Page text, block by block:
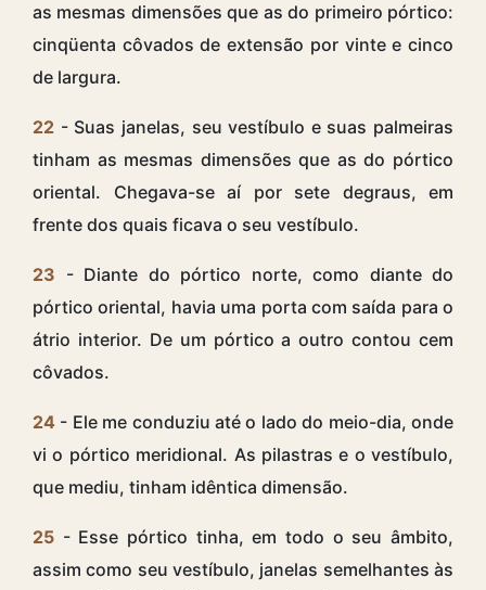
as mesmas dimensões que as do primeiro pórtico:
cinqüenta côvados de extensão por vinte e cinco
de largura.
22 - Suas janelas, seu vestíbulo e suas palmeiras
tinham as mesmas dimensões que as do pórtico
oriental. Chegava-se aí por sete degraus, em
frente dos quais ficava o seu vestíbulo.
23 - Diante do pórtico norte, como diante do
pórtico oriental, havia uma porta com saída para o
átrio interior. De um pórtico a outro contou cem
côvados.
24 - Ele me conduziu até o lado do meio-dia, onde
vi o pórtico meridional. As pilastras e o vestíbulo,
que mediu, tinham idêntica dimensão.
25 - Esse pórtico tinha, em todo o seu âmbito,
assim como seu vestíbulo, janelas semelhantes às